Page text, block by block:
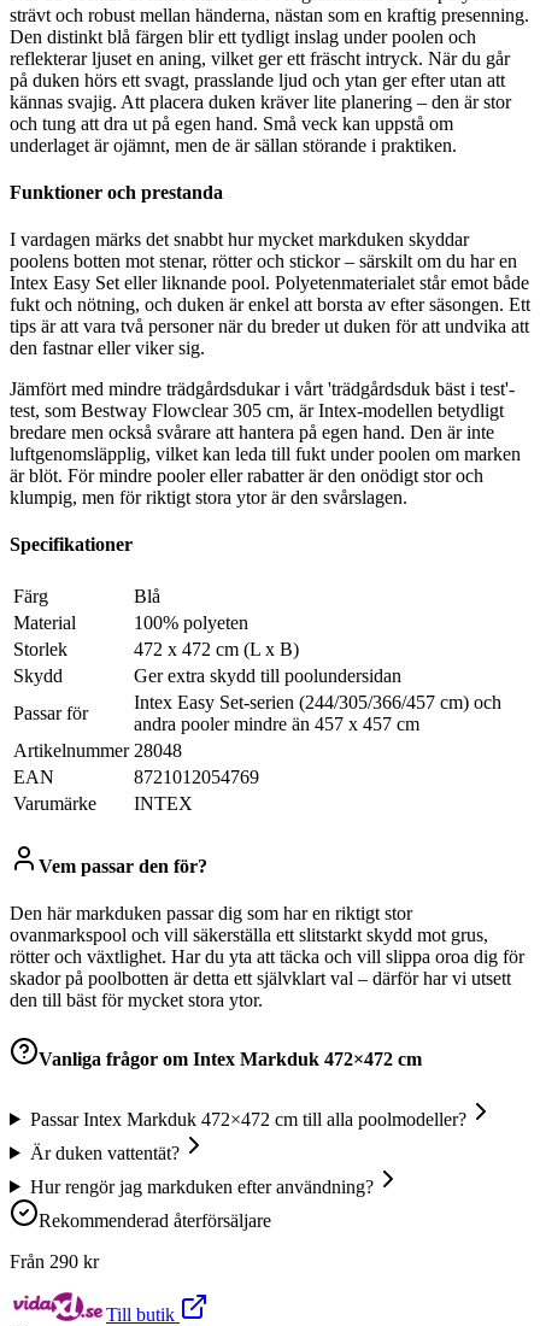
strävt och robust mellan händerna, nästan som en kraftig presenning.
Den distinkt blå färgen blir ett tydligt inslag under poolen och
reflekterar ljuset en aning, vilket ger ett fräscht intryck. När du går
på duken hörs ett svagt, prasslande ljud och ytan ger efter utan att
kännas svajig. Att placera duken kräver lite planering – den är stor
och tung att dra ut på egen hand. Små veck kan uppstå om
underlaget är ojämnt, men de är sällan störande i praktiken.
Funktioner och prestanda
I vardagen märks det snabbt hur mycket markduken skyddar
poolens botten mot stenar, rötter och stickor – särskilt om du har en
Intex Easy Set eller liknande pool. Polyetenmaterialet står emot både
fukt och nötning, och duken är enkel att borsta av efter säsongen. Ett
tips är att vara två personer när du breder ut duken för att undvika att
den fastnar eller viker sig.
Jämfört med mindre trädgårdsdukar i vårt 'trädgårdsduk bäst i test'-
test, som Bestway Flowclear 305 cm, är Intex-modellen betydligt
bredare men också svårare att hantera på egen hand. Den är inte
luftgenomsläpplig, vilket kan leda till fukt under poolen om marken
är blöt. För mindre pooler eller rabatter är den onödigt stor och
klumpig, men för riktigt stora ytor är den svårslagen.
Specifikationer
Färg
Blå
Material
100% polyeten
Storlek
472 x 472 cm (L x B)
Skydd
Ger extra skydd till poolundersidan
Passar för
Intex Easy Set-serien (244/305/366/457 cm) och
andra pooler mindre än 457 x 457 cm
Artikelnummer 28048
EAN
8721012054769
Varumärke
INTEX
Vem passar den för?
Den här markduken passar dig som har en riktigt stor
ovanmarkspool och vill säkerställa ett slitstarkt skydd mot grus,
rötter och växtlighet. Har du yta att täcka och vill slippa oroa dig för
skador på poolbotten är detta ett självklart val – därför har vi utsett
den till bäst för mycket stora ytor.
Vanliga frågor om Intex Markduk 472×472 cm
Passar Intex Markduk 472×472 cm till alla poolmodeller?
Är duken vattentät?
Hur rengör jag markduken efter användning?
Rekommenderad återförsäljare
Från 290 kr
Till butik